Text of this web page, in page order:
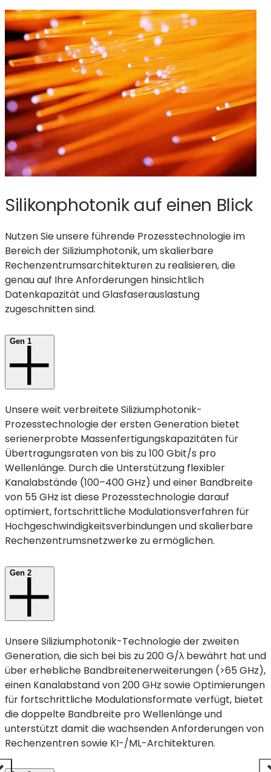
Silikonphotonik auf einen Blick
Nutzen Sie unsere führende Prozesstechnologie im
Bereich der Siliziumphotonik, um skalierbare
Rechenzentrumsarchitekturen zu realisieren, die
genau auf Ihre Anforderungen hinsichtlich
Datenkapazität und Glasfaserauslastung
zugeschnitten sind.
Gen 1
Unsere weit verbreitete Siliziumphotonik-
Prozesstechnologie der ersten Generation bietet
serienerprobte Massenfertigungskapazitäten für
Übertragungsraten von bis zu 100 Gbit/s pro
Wellenlänge. Durch die Unterstützung flexibler
Kanalabstände (100–400 GHz) und einer Bandbreite
von 55 GHz ist diese Prozesstechnologie darauf
optimiert, fortschrittliche Modulationsverfahren für
Hochgeschwindigkeitsverbindungen und skalierbare
Rechenzentrumsnetzwerke zu ermöglichen.
Gen 2
Unsere Siliziumphotonik-Technologie der zweiten
Generation, die sich bei bis zu 200 G/λ bewährt hat und
über erhebliche Bandbreitenerweiterungen (>65 GHz),
einen Kanalabstand von 200 GHz sowie Optimierungen
für fortschrittliche Modulationsformate verfügt, bietet
die doppelte Bandbreite pro Wellenlänge und
unterstützt damit die wachsenden Anforderungen von
Rechenzentren sowie KI-/ML-Architekturen.